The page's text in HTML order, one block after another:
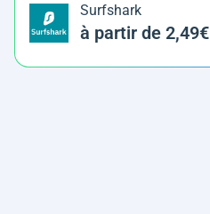
Surfshark
à partir de 2,49€